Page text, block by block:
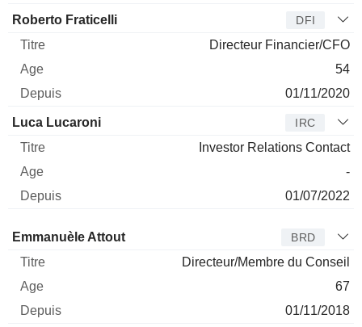
Roberto Fraticelli DFI
Directeur Financier/CFO
54
01/11/2020
Luca Lucaroni IRC
Investor Relations Contact
-
01/07/2022
Administrateur Titre
Emmanuèle Attout BRD
Directeur/Membre du Conseil
67
01/11/2018